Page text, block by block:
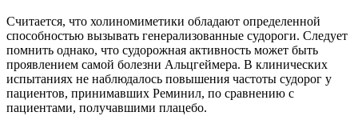
Считается, что холиномиметики обладают определенной
способностью вызывать генерализованные судороги. Следует
помнить однако, что судорожная активность может быть
проявлением самой болезни Альцгеймера. В клинических
испытаниях не наблюдалось повышения частоты судорог у
пациентов, принимавших Реминил, по сравнению с
пациентами, получавшими плацебо.